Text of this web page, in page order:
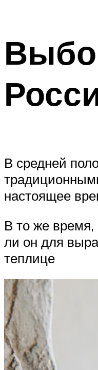
В средней
настоящее
В то же время,
ли он для
теплице